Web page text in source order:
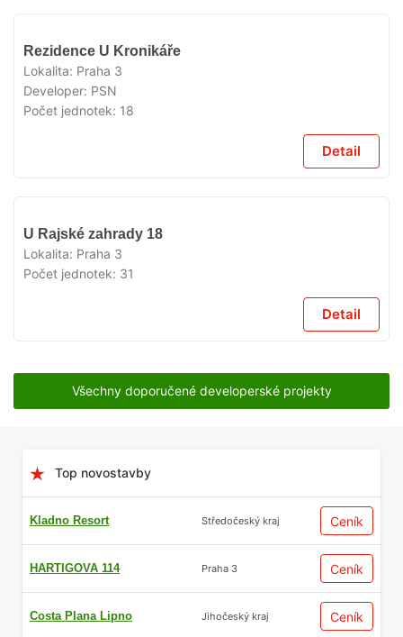
Rezidence U Kronikáře
Lokalita: Praha 3
Developer: PSN
Počet jednotek: 18
Detail
U Rajské zahrady 18
Lokalita: Praha 3
Počet jednotek: 31
Detail
Všechny doporučené developerské projekty
Top novostavby
Kladno Resort Středočeský kraj Ceník
HARTIGOVA 114 Praha 3 Ceník
Costa Plana Lipno Jihočeský kraj Ceník